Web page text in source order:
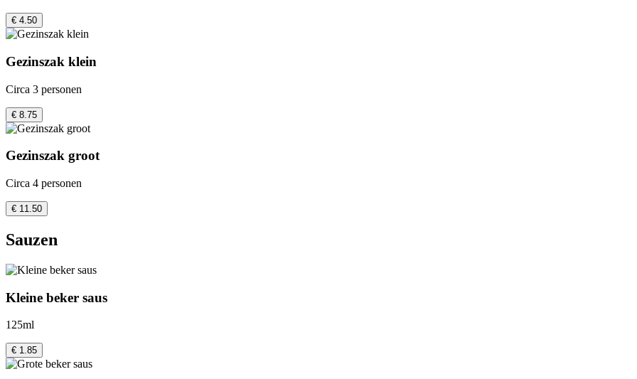
€ 4.50
Gezinszak klein
Circa 3 personen
€ 8.75
Gezinszak groot
Circa 4 personen
€ 11.50
Sauzen
Kleine beker saus
125ml
€ 1.85